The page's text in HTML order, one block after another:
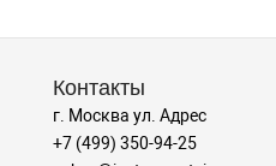
Контакты
г. Москва ул. Адрес
+7 (499) 350-94-25